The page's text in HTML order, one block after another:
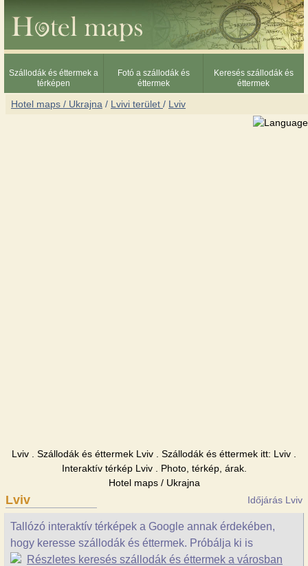
Szállodák és éttermek a
térképen
Fotó a szállodák és
éttermek
Keresés szállodák és
éttermek
Hotel maps / Ukrajna / Lvivi terület / Lviv
Lviv . Szállodák és éttermek Lviv . Szállodák és éttermek itt: Lviv .
Interaktív térkép Lviv . Photo, térkép, árak.
Hotel maps / Ukrajna
Lviv Időjárás Lviv
Tallózó interaktív térképek a Google annak érdekében,
hogy keresse szállodák és éttermek. Próbálja ki is
Részletes keresés szállodák és éttermek a városban